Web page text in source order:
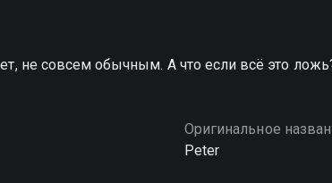
не совсем обычным. А что если всё это
Оригинальное
Peter